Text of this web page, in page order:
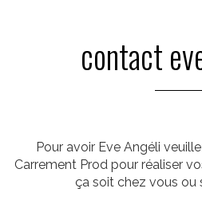
contact
Pour avoir Eve Angéli
Carrement Prod pour réaliser
ça soit chez vous ou